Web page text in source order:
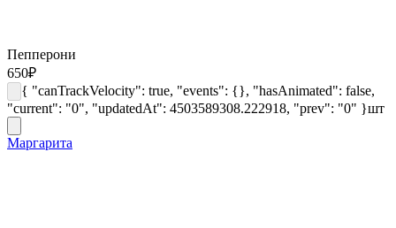
Пепперони
650₽
{ "canTrackVelocity": true, "events": {}, "hasAnimated": false,
"current": "0", "updatedAt": 4503589308.222918, "prev": "0" }шт
Маргарита